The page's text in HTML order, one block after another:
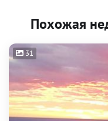
Похожая
31